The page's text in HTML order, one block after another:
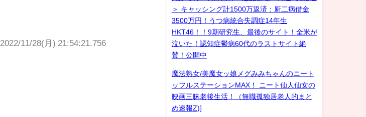
2022/11/28(月) 21:54:21.756
＞ キャッシング計1500万返済：厨二病借金
3500万円！うつ病統合失調症14年生
HKT46！！9期研究生、最後のサイト！全米が
泣いた！認知症鬱病60代のラストサイト絶
賛！公開中
魔法熟女/美魔女ッ娘メグみみちゃんのニート
ッフルステーションMAX！ ニート仙人仙女の
映画三昧老後生活！（無職孤独居老人的まと
め速報Z)]